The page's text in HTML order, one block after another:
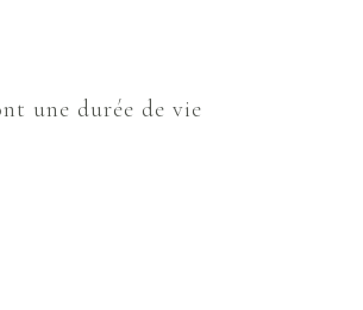
une durée de vie